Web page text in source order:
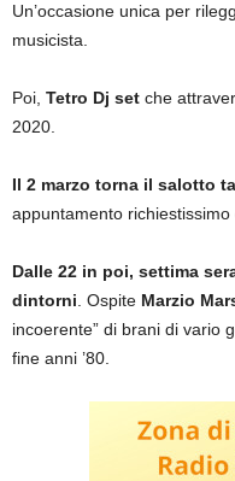
Un’occasione unica per
musicista.
Poi, Tetro Dj set che
2020.
Il 2 marzo torna il salotto
appuntamento
Dalle 22 in poi, settima
dintorni. Ospite Marzio
incoerente” di brani di vario
fine anni ’80.